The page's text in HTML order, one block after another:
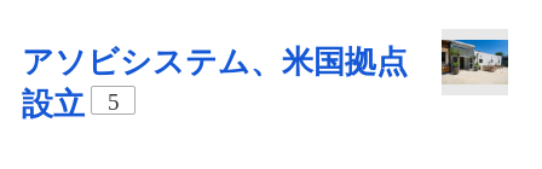
アソビシステム、米国拠点
設立
5